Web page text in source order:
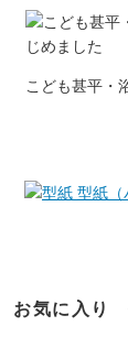
こども甚平・
型紙（
お気に入り